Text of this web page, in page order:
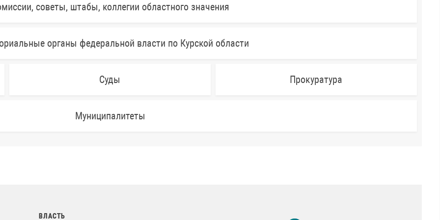
советы, штабы, коллегии областного значения
органы федеральной власти по Курской области
Суды Прокуратура
Муниципалитеты
ВЛАСТЬ